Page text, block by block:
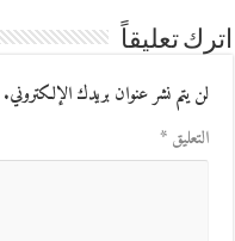
اترك تعليقاً
لن يتم نشر عنوان بريدك الإلكتروني.
التعليق*